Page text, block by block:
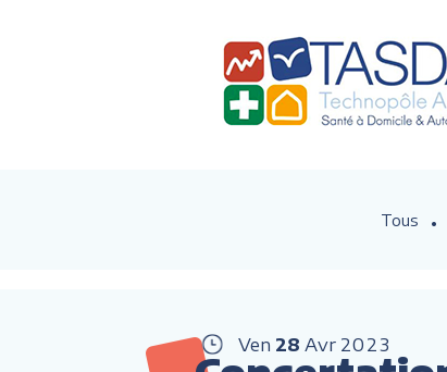
Tous
Ven 28 Avr 2023